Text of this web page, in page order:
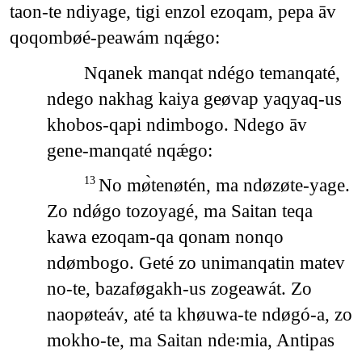
taon-te ndiyage, tigi enzol ezoqam, pepa āv
qoqombøé-peawám nqǽgo:
Nqanek manqat ndégo temanqaté,
ndego nakhag kaiya geøvap yaqyaq-us
khobos-qapi ndimbogo. Ndego āv
gene-manqaté nqǽgo:
13 No mø̀tenøtén, ma ndøzøte-yage.
Zo ndǿgo tozoyagé, ma Saitan teqa
kawa ezoqam-qa qonam nonqo
ndømbogo. Geté zo unimanqatin matev
no-te, bazaføgakh-us zogeawát. Zo
naopøteáv, até ta khøuwa-te ndøgó-a, zo
mokho-te, ma Saitan nde꞉mia, Antipas